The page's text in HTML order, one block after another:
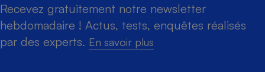
Recevez gratuitement notre newsletter
hebdomadaire ! Actus, tests, enquêtes réalisés
par des experts. En savoir plus